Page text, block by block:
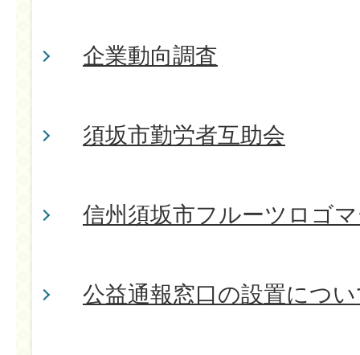
企業動向調査
須坂市勤労者互助会
信州須坂市フルーツロゴ
公益通報窓口の設置につ